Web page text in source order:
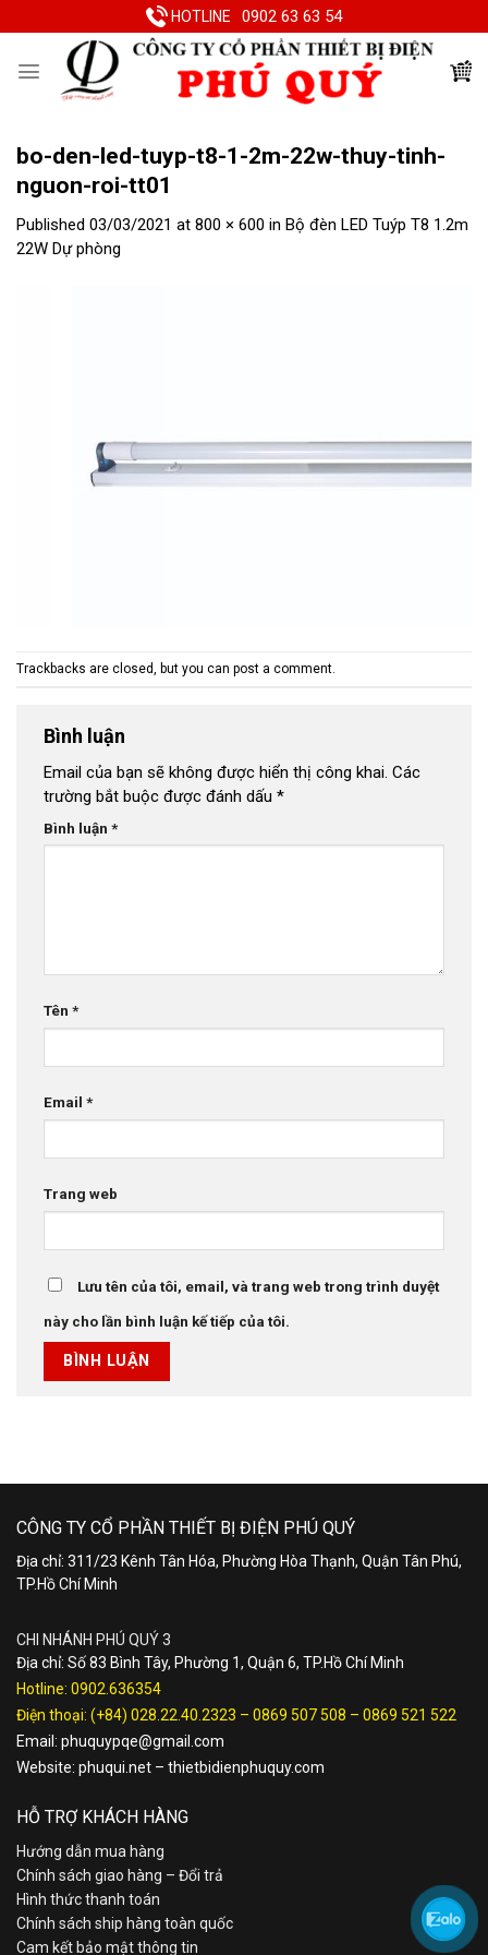
to
HOTLINE 0902 63 63 54
bo-den-led-tuyp-t8-1-2m-22w-thuy-tinh-
nguon-roi-tt01
Published 03/03/2021 at 800 × 600 in Bộ đèn LED Tuýp T8 1.2m
22W Dự phòng
Trackbacks are closed, but you can post a comment.
Bình luận
Email của bạn sẽ không được hiển thị công khai. Các
trường bắt buộc được đánh dấu *
Bình luận *
Tên *
Email *
Trang web
Lưu tên của tôi, email, và trang web trong trình duyệt
này cho lần bình luận kế tiếp của tôi.
CÔNG TY CỔ PHẦN THIẾT BỊ ĐIỆN PHÚ QUÝ
Địa chỉ: 311/23 Kênh Tân Hóa, Phường Hòa Thạnh, Quận Tân Phú,
TP.Hồ Chí Minh
CHI NHÁNH PHÚ QUÝ 3
Địa chỉ: Số 83 Bình Tây, Phường 1, Quận 6, TP.Hồ Chí Minh
Hotline: 0902.636354
Điện thoại: (+84) 028.22.40.2323 – 0869 507 508 – 0869 521 522
Email: phuquypqe@gmail.com
Website: phuqui.net – thietbidienphuquy.com
HỖ TRỢ KHÁCH HÀNG
Hướng dẫn mua hàng
Chính sách giao hàng – Đổi trả
Hình thức thanh toán
Chính sách ship hàng toàn quốc
Cam kết bảo mật thông tin